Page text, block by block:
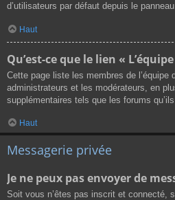
d’utilisateurs par défaut depuis le
Haut
Qu’est-ce que le lien « L’équipe
Cette page liste les membres de l’équipe
administrateurs et les modérateurs, en
supplémentaires tels que les forums qu’ils
Haut
Messagerie privée
Je ne peux pas envoyer de
Soit vous n’êtes pas inscrit et connecté,